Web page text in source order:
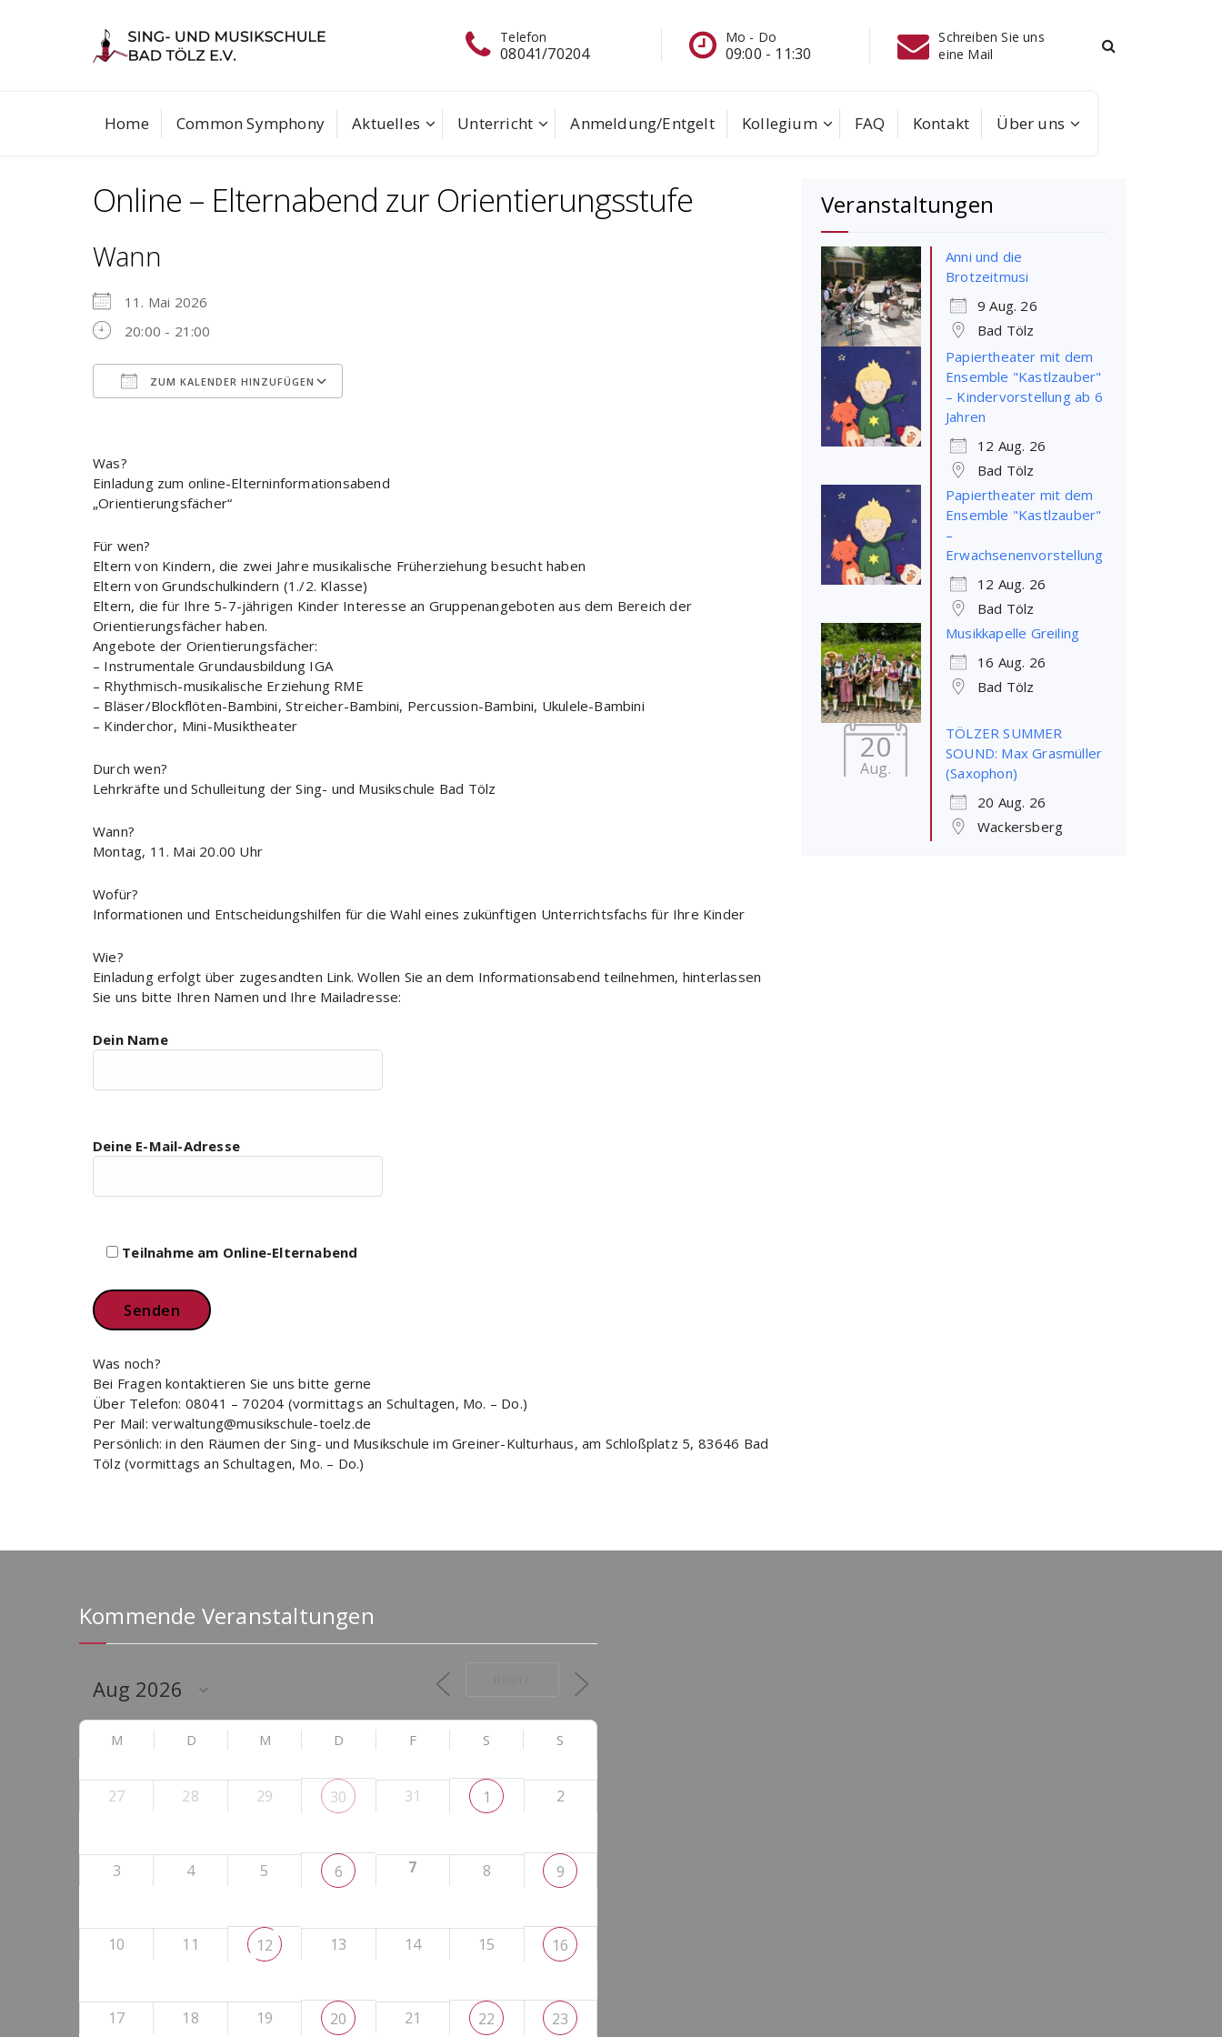
Instagram Telefon Mo - Do
09:00 - 11:30
Schreiben Sie uns
eine Mail
Instagram
Home Common Symphony Aktuelles Unterricht Anmeldung/Entgelt Kollegium FAQ Kontakt Über uns
Online – Elternabend zur Orientierungsstufe
Wann
11. Mai 2026
20:00 - 21:00
ZUM KALENDER HINZUFÜGEN
Office 365
Was?
Einladung zum online-Elterninformationsabend
„Orientierungsfächer“
Für wen?
Eltern von Kindern, die zwei Jahre musikalische Früherziehung besucht haben
Eltern von Grundschulkindern (1./2. Klasse)
Eltern, die für Ihre 5-7-jährigen Kinder Interesse an Gruppenangeboten aus dem Bereich der
Orientierungsfächer haben.
Angebote der Orientierungsfächer:
– Instrumentale Grundausbildung IGA
– Rhythmisch-musikalische Erziehung RME
– Bläser/Blockflöten-Bambini, Streicher-Bambini, Percussion-Bambini, Ukulele-Bambini
– Kinderchor, Mini-Musiktheater
Durch wen?
Lehrkräfte und Schulleitung der Sing- und Musikschule Bad Tölz
Wann?
Montag, 11. Mai 20.00 Uhr
Wofür?
Informationen und Entscheidungshilfen für die Wahl eines zukünftigen Unterrichtsfachs für Ihre Kinder
Wie?
Einladung erfolgt über zugesandten Link. Wollen Sie an dem Informationsabend teilnehmen, hinterlassen
Sie uns bitte Ihren Namen und Ihre Mailadresse:
Dein Name
Deine E-Mail-Adresse
Teilnahme am Online-Elternabend
Was noch?
Bei Fragen kontaktieren Sie uns bitte gerne
Über Telefon: 08041 – 70204 (vormittags an Schultagen, Mo. – Do.)
Per Mail: verwaltung@musikschule-toelz.de
Persönlich: in den Räumen der Sing- und Musikschule im Greiner-Kulturhaus, am Schloßplatz 5, 83646 Bad
Tölz (vormittags an Schultagen, Mo. – Do.)
Veranstaltungen
Anni und die
Brotzeitmusi
9 Aug. 26
Bad Tölz
Papiertheater mit dem
Ensemble "Kastlzauber"
– Kindervorstellung ab 6
Jahren
12 Aug. 26
Bad Tölz
Papiertheater mit dem
Ensemble "Kastlzauber"
–
Erwachsenenvorstellung
12 Aug. 26
Bad Tölz
Musikkapelle Greiling
16 Aug. 26
Bad Tölz
20
Aug.
TÖLZER SUMMER
SOUND: Max Grasmüller
(Saxophon)
20 Aug. 26
Wackersberg
Kommende Veranstaltungen
M D M D F S S
27 28 29 30 31 1 2
3 4 5 6 7 8 9
10 11 12 13 14 15 16
17 18 19 20 21 22 23